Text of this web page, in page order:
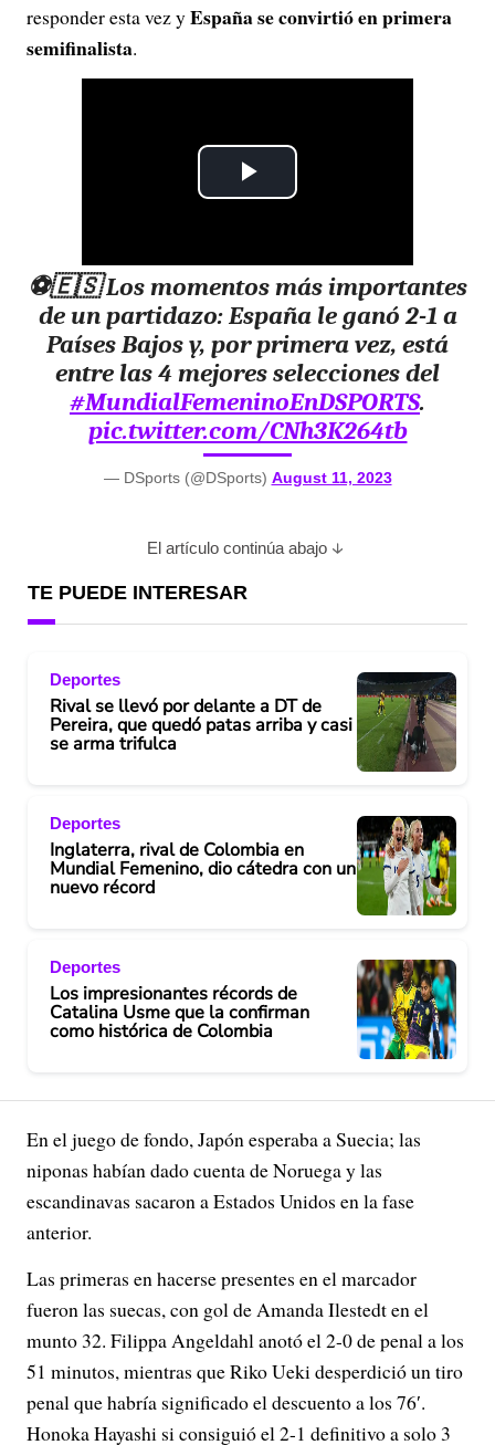
responder esta vez yEspaña se convirtió en primera
semifinalista.
P
a
y
V
i
d
e
⚽️🇪🇸 Los momentos más importantes
de un partidazo: España le ganó 2-1 a
Países Bajos y, por primera vez, está
entre las 4 mejores selecciones del
#MundialFemeninoEnDSPORTS.
pic.twitter.com/CNh3K264tb
— DSports (@DSports) August 11, 2023
El artículo continúa abajo
TE PUEDE INTERESAR
Deportes
Rival se llevó por delante a DT de
Pereira, que quedó patas arriba y casi
se arma trifulca
Deportes
Inglaterra, rival de Colombia en
Mundial Femenino, dio cátedra con un
nuevo récord
Deportes
Los impresionantes récords de
Catalina Usme que la confirman
como histórica de Colombia
En el juego de fondo, Japón esperaba a Suecia; las
niponas habían dado cuenta de Noruega y las
escandinavas sacaron a Estados Unidos en la fase
anterior.
Las primeras en hacerse presentes en el marcador
fueron las suecas, con gol de Amanda Ilestedt en el
munto 32. Filippa Angeldahl anotó el 2-0 de penal a los
51 minutos, mientras que Riko Ueki desperdició un tiro
penal que habría significado el descuento a los 76′.
Honoka Hayashi si consiguió el 2-1 definitivo a solo 3